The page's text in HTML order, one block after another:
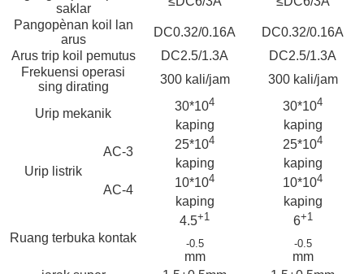
saklar
Pangopènan koil lan
arus
DC0.32/0.16A
DC0.32/0.16A
Arus trip koil pemutus
DC2.5/1.3A
DC2.5/1.3A
Frekuensi operasi
sing dirating
300 kali/jam 300 kali/jam
Urip mekanik
30*104
kaping
30*104
kaping
Urip listrik
AC-3
25*104
kaping
25*104
kaping
AC-4
10*104
kaping
10*104
kaping
Ruang terbuka kontak
4.5+1
-0.5
mm
6+1
-0.5
mm